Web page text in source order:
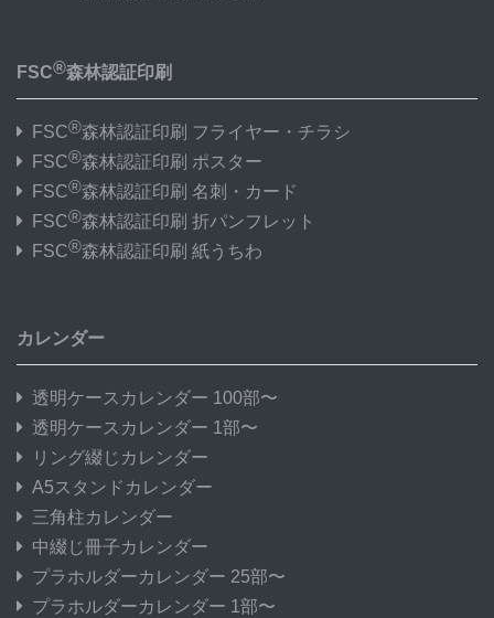
FSC®森林認証印刷
FSC®森林認証印刷 フライヤー・チラシ
FSC®森林認証印刷 ポスター
FSC®森林認証印刷 名刺・カード
FSC®森林認証印刷 折パンフレット
FSC®森林認証印刷 紙うちわ
カレンダー
透明ケースカレンダー 100部〜
透明ケースカレンダー 1部〜
リング綴じカレンダー
A5スタンドカレンダー
三角柱カレンダー
中綴じ冊子カレンダー
プラホルダーカレンダー 25部〜
プラホルダーカレンダー 1部〜